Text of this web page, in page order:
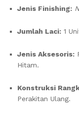
Jenis Finishing:
Jumlah Laci: 1
Jenis Aksesoris:
Hitam.
Konstruksi
Perakitan Ulang.